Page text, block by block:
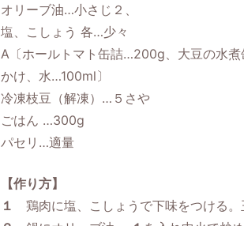
オリーブ油…小さじ２、
塩、こしょう 各…少々
A〔ホールトマト缶詰…200g、大豆の水
かけ、水…100ml〕
冷凍枝豆（解凍）…５さや
ごはん …300g
パセリ…適量
【作り方】
１
鶏肉に塩、こしょうで下味をつける。